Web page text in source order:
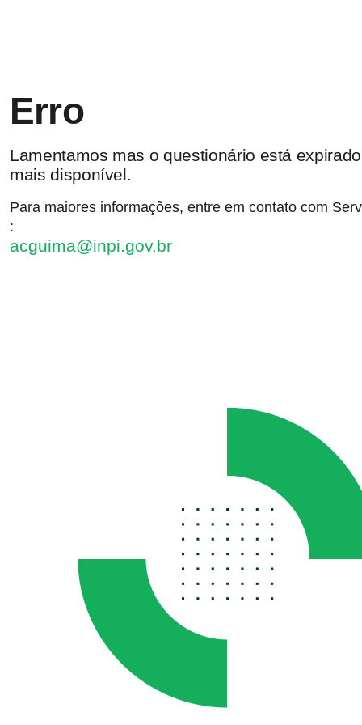
Erro
Lamentamos mas o questionário está
mais disponível.
Para maiores informações, entre em contato com
:
acguima@inpi.gov.br